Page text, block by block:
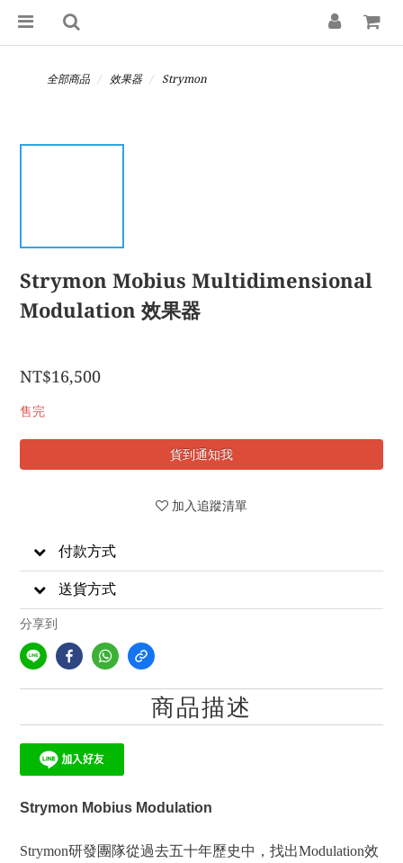
全部商品 效果器 Strymon
Strymon Mobius Multidimensional
Modulation 效果器
NT$16,500
售完
貨到通知我
加入追蹤清單
付款方式
送貨方式
分享到
商品描述
Strymon Mobius Modulation
Strymon研發團隊從過去五十年歷史中 ， 找出Modulation效